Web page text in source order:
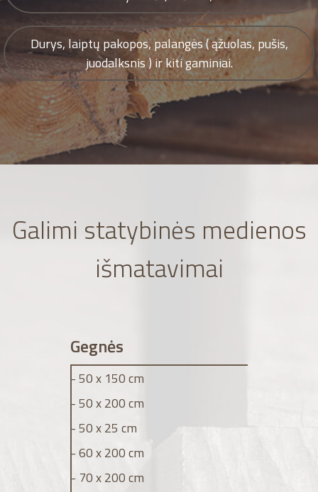
Durys, laiptų pakopos, palangės ( ąžuolas, pušis,
juodalksnis ) ir kiti gaminiai.
Galimi statybinės medienos
išmatavimai
Gegnės
- 50 x 150 cm
- 50 x 200 cm
- 50 x 25 cm
- 60 x 200 cm
- 70 x 200 cm